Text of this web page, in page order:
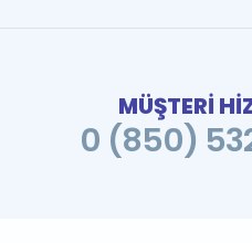
MÜŞTERİ
0 (850)